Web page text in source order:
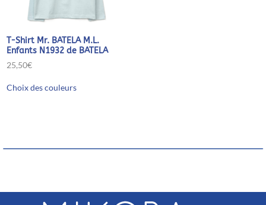
T-Shirt Mr. BATELA M.L.
Enfants N1932 de BATELA
25,50€
Choix des couleursproduit
peuvent
page